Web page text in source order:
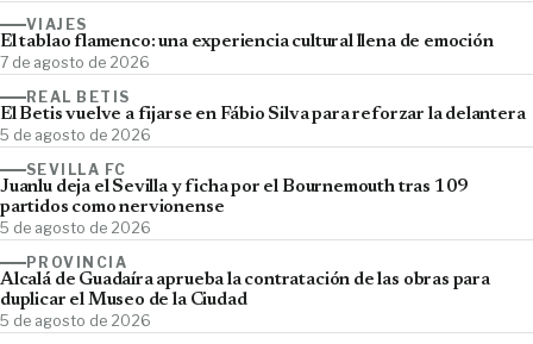
VIAJES
El tablao flamenco: una experiencia cultural llena de emoción
7 de agosto de 2026
REAL BETIS
El Betis vuelve a fijarse en Fábio Silva para reforzar la delantera
5 de agosto de 2026
SEVILLA FC
Juanlu deja el Sevilla y ficha por el Bournemouth tras 109
partidos como nervionense
5 de agosto de 2026
PROVINCIA
Alcalá de Guadaíra aprueba la contratación de las obras para
duplicar el Museo de la Ciudad
5 de agosto de 2026